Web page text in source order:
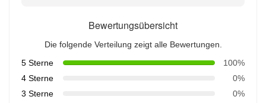
Bewertungsübersicht
Die folgende Verteilung zeigt alle Bewertungen.
5 Sterne
100%
4 Sterne
0%
3 Sterne
0%